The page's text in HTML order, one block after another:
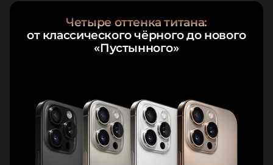
Четыре оттенка титана:
от классического чёрного до нового
«Пустынного»